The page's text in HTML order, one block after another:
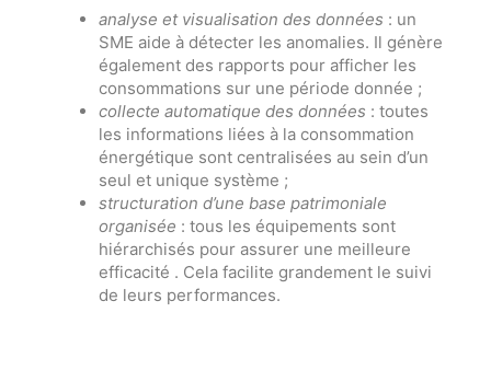
analyse et visualisation des données : un
SME aide à détecter les anomalies. Il génère
également des rapports pour afficher les
consommations sur une période donnée ;
collecte automatique des données : toutes
les informations liées à la consommation
énergétique sont centralisées au sein d’un
seul et unique système ;
structuration d’une base patrimoniale
organisée : tous les équipements sont
hiérarchisés pour assurer une meilleure
efficacité . Cela facilite grandement le suivi
de leurs performances.